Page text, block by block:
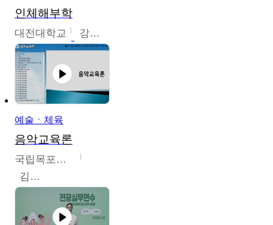
인체해부학
대전대학교 강지혁
예술ㆍ체육
음악교육론
국립목포대학교
김신영